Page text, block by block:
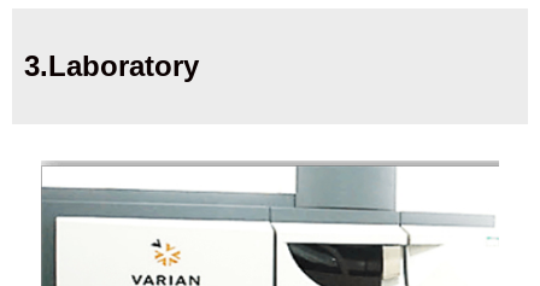
3.Laboratory